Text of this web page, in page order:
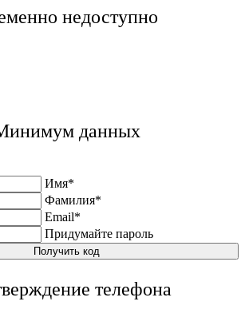
недоступно
данных
Имя*
Фамилия*
Email*
Придумайте пароль
Получить код
телефона